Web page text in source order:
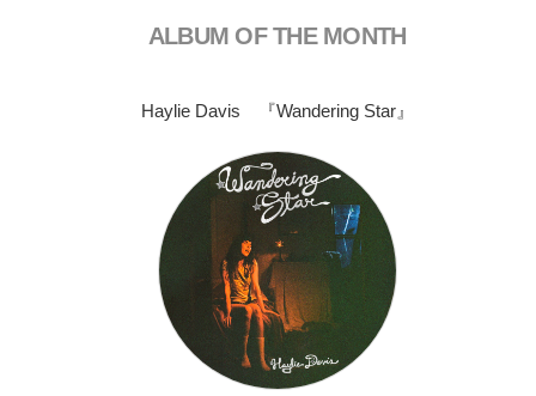
ALBUM OF THE MONTH
Haylie Davis 『Wandering Star』